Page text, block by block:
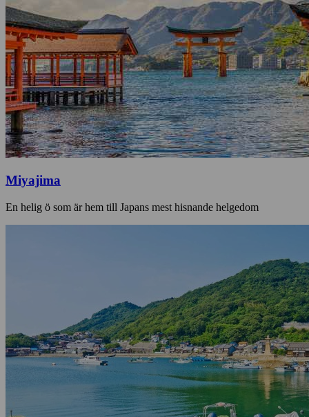
Miyajima
En helig ö som är hem till Japans mest hisnande helgedom